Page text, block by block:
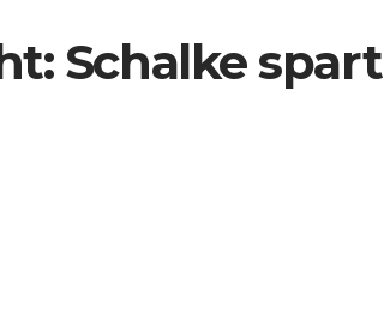
Schalke spart